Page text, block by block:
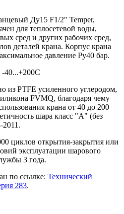
Ду15 F1/2" Temper,
для теплосетевой воды,
сред и других рабочих сред,
деталей крана. Корпус крана
давление Ру40 бар.
-40...+200С
из PTFE усиленного углеродом,
FVMQ, благодаря чему
крана от 40 до 200
шара класс "А" (без
циклов открытия-закрытия или
эксплуатации шарового
3 года.
по ссылке: Технический
283.